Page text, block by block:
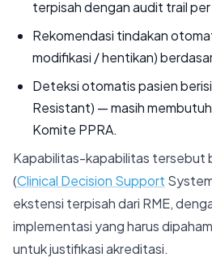
terpisah dengan audit trail
Rekomendasi tindakan
modifikasi / hentikan)
Deteksi otomatis pasien
Resistant) — masih
Komite PPRA.
Kapabilitas-kapabilitas tersebut
(Clinical Decision Support
ekstensi terpisah dari RME,
implementasi yang harus
untuk justifikasi akreditasi.